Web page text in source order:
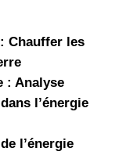
Chauffer les
: Analyse
l’énergie
l’énergie